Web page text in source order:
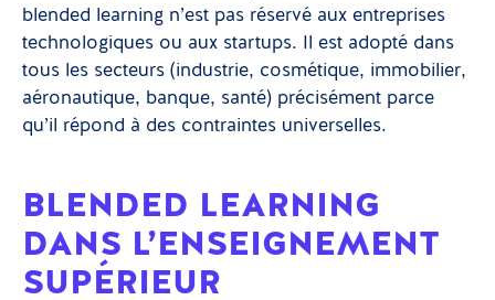
blended learning n’est pas réservé aux entreprises
technologiques ou aux startups. Il est adopté dans
tous les secteurs (industrie, cosmétique, immobilier,
aéronautique, banque, santé) précisément parce
qu’il répond à des contraintes universelles.
BLENDED LEARNING
DANS L’ENSEIGNEMENT
SUPÉRIEUR